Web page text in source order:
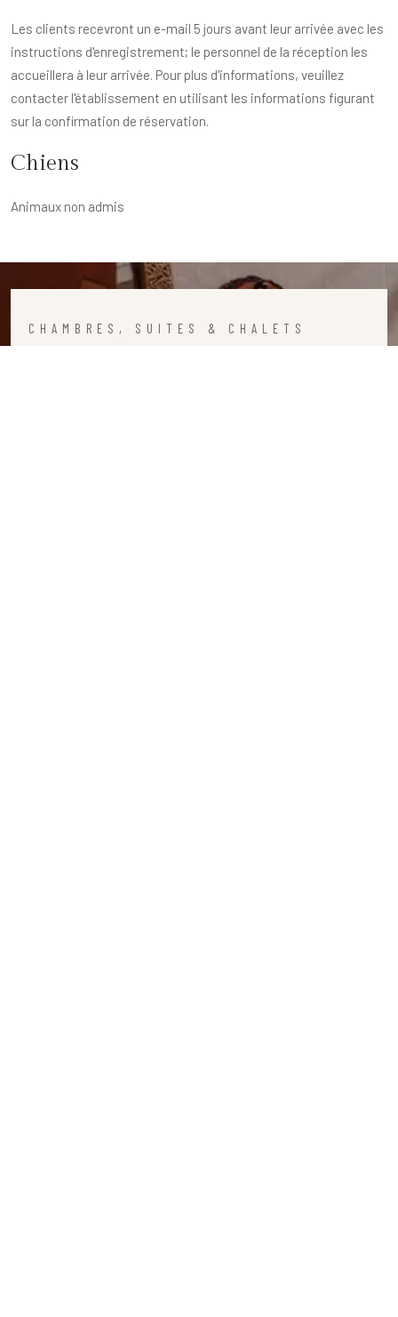
Les clients recevront un e-mail 5 jours avant leur arrivée avec les
instructions d'enregistrement; le personnel de la réception les
accueillera à leur arrivée. Pour plus d'informations, veuillez
contacter l'établissement en utilisant les informations figurant
sur la confirmation de réservation.
Chiens
Animaux non admis
CHAMBRES, SUITES & CHALETS